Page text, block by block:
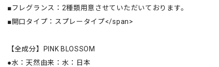
■フレグランス：2種類用意させていただいております。
■開口タイプ：スプレータイプ</span>
【全成分】PINK BLOSSOM
●水：天然由来：水：日本